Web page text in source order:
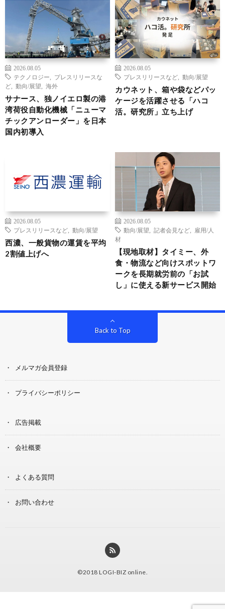
2026.08.05
テクノロジー
プレスリリースな
ど
動向/展望 海外
サナース、独ノイエロ製の港
湾荷役自動化機械「ニューマ
チックアンローダー」を日本
国内初導入
2026.08.05
プレスリリースなど
動向/展望
カウネット、箱や袋などパッ
ケージを活躍させる「ハコ
活。研究所」立ち上げ
2026.08.05
プレスリリースなど
動向/展望
西濃、一般貨物の運賃を平均
2割値上げへ
2026.08.05
動向/展望
記者会見など
雇用/人
材
【現地取材】タイミー、外
食・物流など向けスポットワ
ークを長期就労前の「お試
し」に使える新サービス開始
Back to Top
メルマガ会員登録
プライバシーポリシー
広告掲載
会社概要
よくある質問
お問い合わせ
©2018 LOGI-BIZ online